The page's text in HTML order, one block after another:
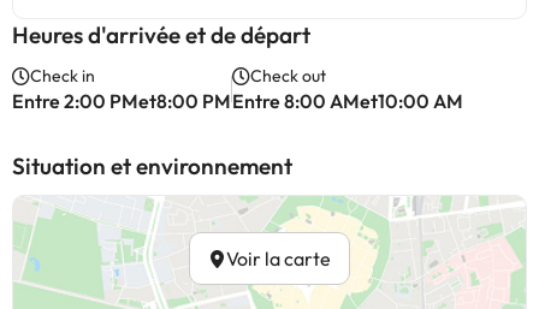
Heures d'arrivée et de départ
Check in
Entre 2:00 PMet8:00 PM
Check out
Entre 8:00 AMet10:00 AM
Situation et environnement
Voir la carte